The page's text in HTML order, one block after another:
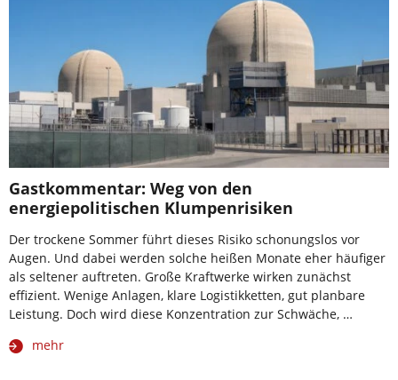
Gastkommentar: Weg von den
energiepolitischen Klumpenrisiken
Der trockene Sommer führt dieses Risiko schonungslos vor
Augen. Und dabei werden solche heißen Monate eher häufiger
als seltener auftreten. Große Kraftwerke wirken zunächst
effizient. Wenige Anlagen, klare Logistikketten, gut planbare
Leistung. Doch wird diese Konzentration zur Schwäche, …
mehr